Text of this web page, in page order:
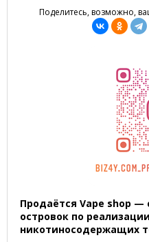
Поделитесь, возможно,
Продаётся Vape shop
островок по
никотиносодержащих